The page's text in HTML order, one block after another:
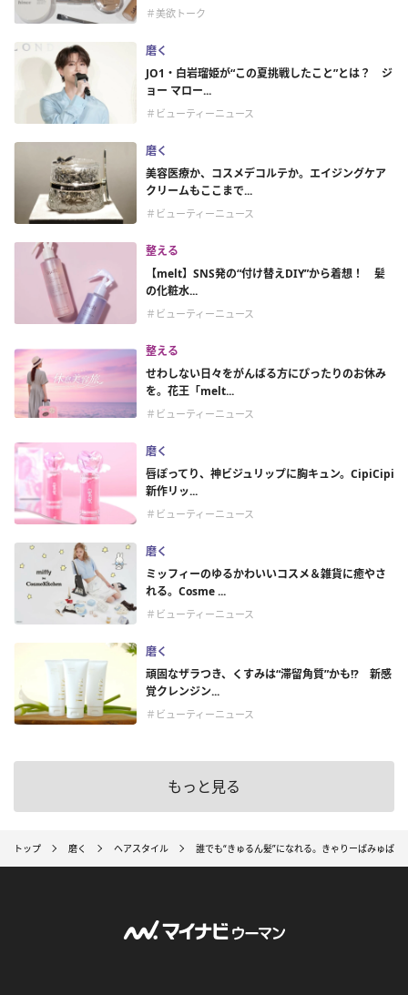
＃美欲トーク
磨く
JO1・白岩瑠姫が“この夏挑戦したこと”とは？ ジ
ョー マロー...
＃ビューティーニュース
磨く
美容医療か、コスメデコルテか。エイジングケア
クリームもここまで...
＃ビューティーニュース
整える
【melt】SNS発の“付け替えDIY”から着想！ 髪
の化粧水...
＃ビューティーニュース
整える
せわしない日々をがんばる方にぴったりのお休み
を。花王「melt...
＃ビューティーニュース
磨く
唇ぽってり、神ビジュリップに胸キュン。CipiCipi
新作リッ...
＃ビューティーニュース
磨く
ミッフィーのゆるかわいいコスメ＆雑貨に癒やさ
れる。Cosme ...
＃ビューティーニュース
磨く
頑固なザラつき、くすみは“滞留角質”かも!? 新感
覚クレンジン...
＃ビューティーニュース
もっと見る
トップ 磨く ヘアスタイル 誰でも“きゅるん髪”になれる。きゃりーぱみゅぱみ